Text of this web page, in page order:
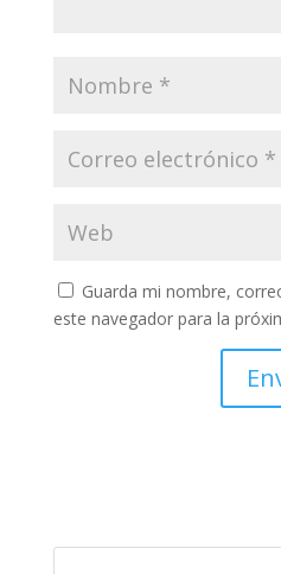
Guarda mi nombre,
este navegador para la